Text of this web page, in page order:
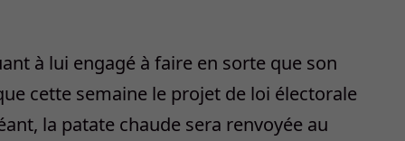
à lui engagé à faire en sorte que son
cette semaine le projet de loi électorale
la patate chaude sera renvoyée au